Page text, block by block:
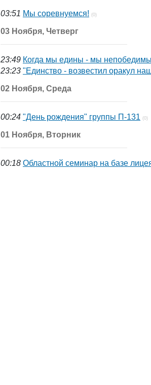
03:51 Мы соревнуемся! (0)
03 Ноября, Четверг
23:49 Когда мы едины - мы
23:23 "Единство - возвестил оракул
02 Ноября, Среда
00:24 "День рождения" группы П-131 (0)
01 Ноября, Вторник
00:18 Областной семинар на базе